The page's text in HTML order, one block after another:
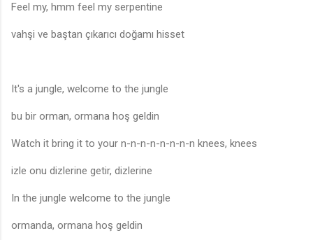
Feel my, hmm feel my serpentine
vahşi ve baştan çıkarıcı doğamı hisset
It's a jungle, welcome to the jungle
bu bir orman, ormana hoş geldin
Watch it bring it to your n-n-n-n-n-n-n-n knees, knees
izle onu dizlerine getir, dizlerine
In the jungle welcome to the jungle
ormanda, ormana hoş geldin